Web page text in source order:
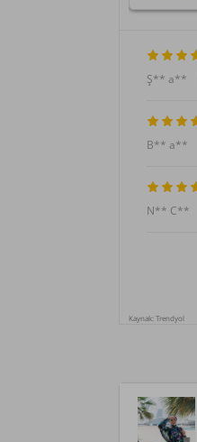
Ş** a**
B** a**
N** C**
Kaynak: Trendyol